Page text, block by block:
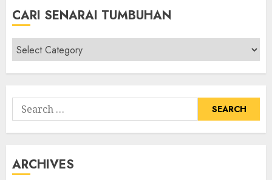
CARI SENARAI TUMBUHAN
Cari
Senarai
Tumbuhan
Search
for:
ARCHIVES